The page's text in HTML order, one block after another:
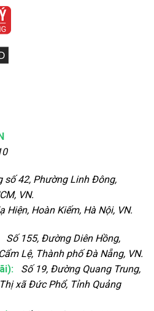
số 42, Phường Linh Đông,
VN.
Hiện, Hoàn Kiếm, Hà Nội, VN.
Số 155, Đường Diên Hồng,
Lệ, Thành phố Đà Nẵng, VN.
Số 19, Đường Quang Trung,
xã Đức Phổ, Tỉnh Quảng